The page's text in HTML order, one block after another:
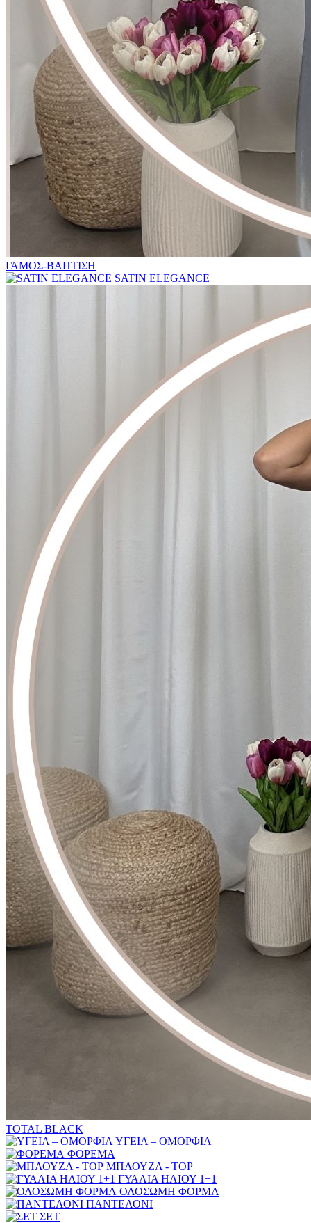
ΓΑΜΟΣ-ΒΑΠΤΙΣΗ
SATIN ELEGANCE
TOTAL BLACK
ΥΓΕΙΑ – ΟΜΟΡΦΙΑ
ΦΟΡΕΜΑ
ΜΠΛΟΥΖΑ - TOP
ΓΥΑΛΙΑ ΗΛΙΟΥ 1+1
ΟΛΟΣΩΜΗ ΦΟΡΜΑ
ΠΑΝΤΕΛΟΝΙ
ΣΕΤ